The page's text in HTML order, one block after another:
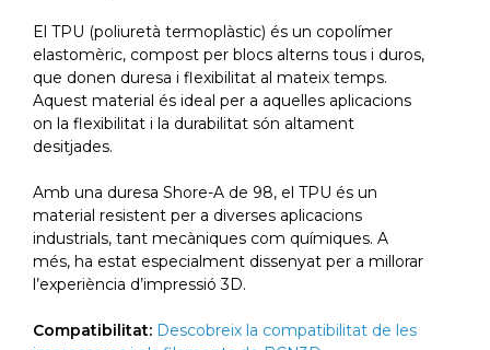
El TPU (poliuretà termoplàstic) és un copolímer
elastomèric, compost per blocs alterns tous i duros,
que donen duresa i flexibilitat al mateix temps.
Aquest material és ideal per a aquelles aplicacions
on la flexibilitat i la durabilitat són altament
desitjades.
Amb una duresa Shore-A de 98, el TPU és un
material resistent per a diverses aplicacions
industrials, tant mecàniques com químiques. A
més, ha estat especialment dissenyat per a millorar
l’experiència d’impressió 3D.
Compatibilitat: Descobreix la compatibilitat de les